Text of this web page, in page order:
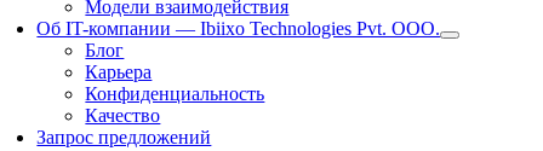
Модели взаимодействия
Об IT-компании — Ibiixo Technologies Pvt. ООО.
Блог
Карьера
Конфиденциальность
Качество
Запрос предложений